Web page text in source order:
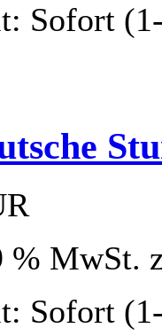
Sofort
% MwSt.
Sofort